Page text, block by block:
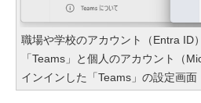
職場や学校のアカウント（Entra ID
「Teams」と個人のアカウント（
インインした「Teams」の設定画面